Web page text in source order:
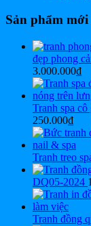
Sản phẩm mới
đẹp phong
3.000.000₫
Tranh spa
250.000₫
Tranh treo
DQ05-2024
Tranh đồng